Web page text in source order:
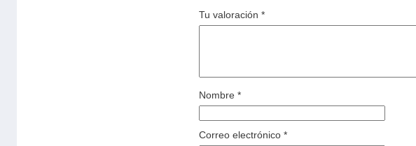
Tu valoración *
Nombre *
Correo electrónico *